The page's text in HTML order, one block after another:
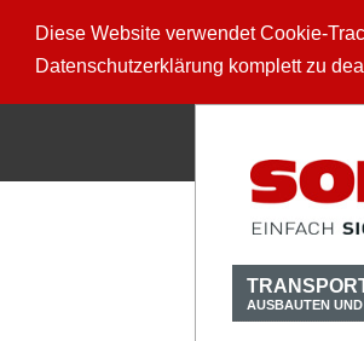
Diese Website verwendet Cookie-
Datenschutzerklärung komplett zu
AUSBAUTEN